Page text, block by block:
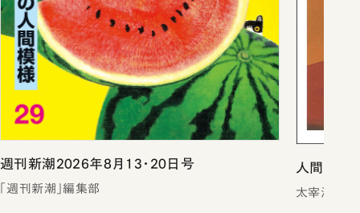
週刊新潮2026年8月13・20日号
「週刊新潮」編集部
人間失格
太宰治